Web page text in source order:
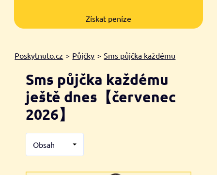
Získat peníze
Poskytnuto.cz > Půjčky > Sms půjčka každému
Sms půjčka každému
ještě dnes【červenec
2026】
Obsah